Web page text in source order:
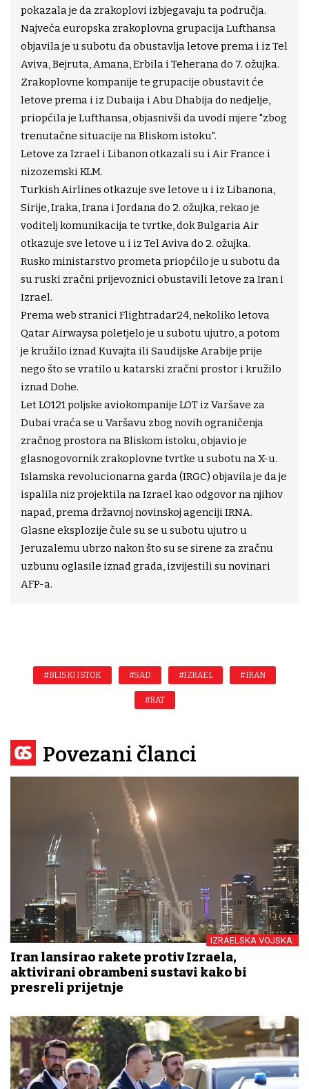
pokazala je da zrakoplovi izbjegavaju ta područja.
Najveća europska zrakoplovna grupacija Lufthansa
objavila je u subotu da obustavlja letove prema i iz Tel
Aviva, Bejruta, Amana, Erbila i Teherana do 7. ožujka.
Zrakoplovne kompanije te grupacije obustavit će
letove prema i iz Dubaija i Abu Dhabija do nedjelje,
priopćila je Lufthansa, objasnivši da uvodi mjere "zbog
trenutačne situacije na Bliskom istoku".
Letove za Izrael i Libanon otkazali su i Air France i
nizozemski KLM.
Turkish Airlines otkazuje sve letove u i iz Libanona,
Sirije, Iraka, Irana i Jordana do 2. ožujka, rekao je
voditelj komunikacija te tvrtke, dok Bulgaria Air
otkazuje sve letove u i iz Tel Aviva do 2. ožujka.
Rusko ministarstvo prometa priopćilo je u subotu da
su ruski zračni prijevoznici obustavili letove za Iran i
Izrael.
Prema web stranici Flightradar24, nekoliko letova
Qatar Airwaysa poletjelo je u subotu ujutro, a potom
je kružilo iznad Kuvajta ili Saudijske Arabije prije
nego što se vratilo u katarski zračni prostor i kružilo
iznad Dohe.
Let LO121 poljske aviokompanije LOT iz Varšave za
Dubai vraća se u Varšavu zbog novih ograničenja
zračnog prostora na Bliskom istoku, objavio je
glasnogovornik zrakoplovne tvrtke u subotu na X-u.
Islamska revolucionarna garda (IRGC) objavila je da je
ispalila niz projektila na Izrael kao odgovor na njihov
napad, prema državnoj novinskoj agenciji IRNA.
Glasne eksplozije čule su se u subotu ujutro u
Jeruzalemu ubrzo nakon što su se sirene za zračnu
uzbunu oglasile iznad grada, izvijestili su novinari
AFP-a.
#BLISKI ISTOK #SAD #IZRAEL #IRAN
#RAT
Povezani članci
IZRAELSKA VOJSKA:
Iran lansirao rakete protiv Izraela,
aktivirani obrambeni sustavi kako bi
presreli prijetnje